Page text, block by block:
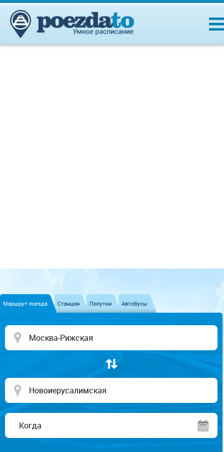
Маршрут поезда Станция Попутки Автобусы